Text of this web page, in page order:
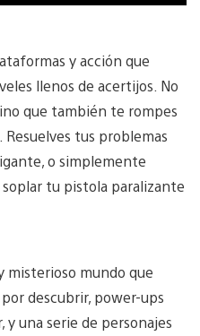
y acción que
llenos de acertijos. No
que también te rompes
tus problemas
o simplemente
tu pistola paralizante
misterioso mundo que
descubrir, power-ups
y una serie de personajes